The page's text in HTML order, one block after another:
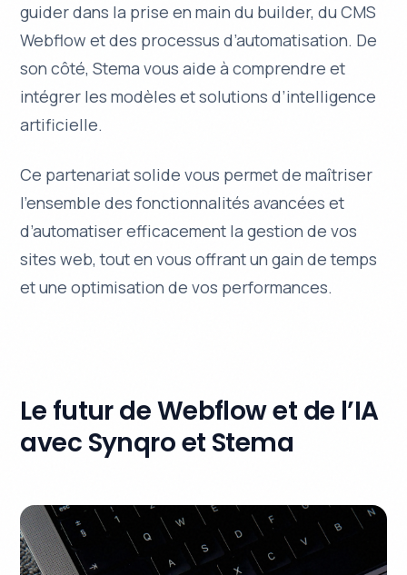
guider dans la prise en main du builder, du CMS
Webflow et des processus d’automatisation. De
son côté, Stema vous aide à comprendre et
intégrer les modèles et solutions d’intelligence
artificielle.
Ce partenariat solide vous permet de maîtriser
l’ensemble des fonctionnalités avancées et
d’automatiser efficacement la gestion de vos
sites web, tout en vous offrant un gain de temps
et une optimisation de vos performances.
Le futur de Webflow et de l’IA
avec Synqro et Stema